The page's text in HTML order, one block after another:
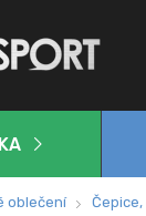
oblečení Čepice,